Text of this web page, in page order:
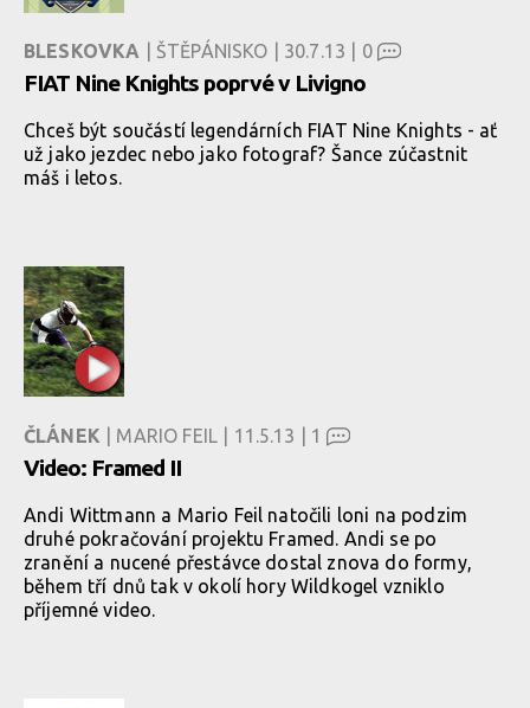
BLESKOVKA | ŠTĚPÁNISKO | 30.7.13 | 0
FIAT Nine Knights poprvé v Livigno
Chceš být součástí legendárních FIAT Nine Knights - ať
už jako jezdec nebo jako fotograf? Šance zúčastnit
máš i letos.
ČLÁNEK | MARIO FEIL | 11.5.13 | 1
Video: Framed II
Andi Wittmann a Mario Feil natočili loni na podzim
druhé pokračování projektu Framed. Andi se po
zranění a nucené přestávce dostal znova do formy,
během tří dnů tak v okolí hory Wildkogel vzniklo
příjemné video.